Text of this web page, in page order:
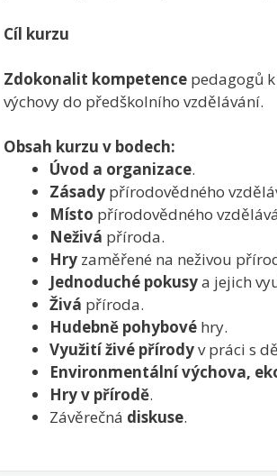
Cíl kurzu
Zdokonalit kompetence pedagogů k
výchovy do předškolního vzdělávání.
Obsah kurzu v bodech:
Úvod a organizace.
Zásady přírodovědného
Místo přírodovědného
Neživá příroda.
Hry zaměřené na neživou
Jednoduché pokusya jejich
Živá příroda.
Hudebně pohybové hry.
Využití živé přírodyv práci s
Environmentální výchova,
Hry v přírodě.
Závěrečná diskuse.